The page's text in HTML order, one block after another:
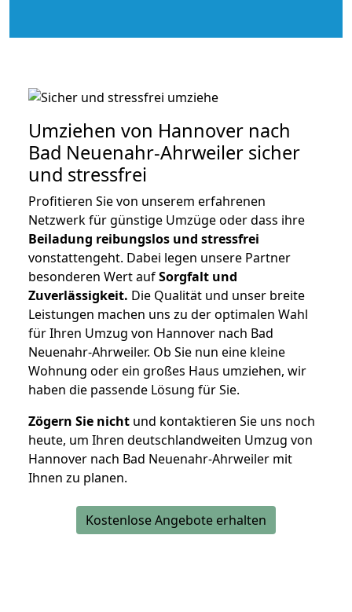
Umziehen von Hannover nach
Bad Neuenahr-Ahrweiler sicher
und stressfrei
Profitieren Sie von unserem erfahrenen
Netzwerk für günstige Umzüge oder dass ihre
Beiladung reibungslos und stressfrei
vonstattengeht. Dabei legen unsere Partner
besonderen Wert aufSorgfalt und
Zuverlässigkeit. Die Qualität und unser breite
Leistungen machen uns zu der optimalen Wahl
für Ihren Umzug von Hannover nach Bad
Neuenahr-Ahrweiler. Ob Sie nun eine kleine
Wohnung oder ein großes Haus umziehen, wir
haben die passende Lösung für Sie.
Zögern Sie nicht und kontaktieren Sie uns noch
heute, um Ihren deutschlandweiten Umzug von
Hannover nach Bad Neuenahr-Ahrweiler mit
Ihnen zu planen.
Kostenlose Angebote erhalten